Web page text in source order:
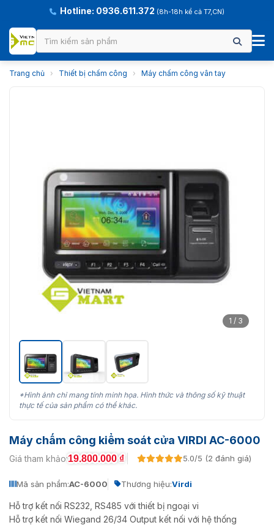
Hotline: 0936.611.372 (8h-18h kể cả T7,CN)
Trang chủ › Thiết bị chấm công › Máy chấm công vân tay
1 / 3
*Hình ảnh chỉ mang tính minh họa. Hình thức và thông số kỹ thuật
thực tế của sản phẩm có thể khác.
Máy chấm công kiểm soát cửa VIRDI AC-6000
Giá tham khảo:19.800.000₫ 5.0/5 (2 đánh giá)
Mã sản phẩm:AC-6000 Thương hiệu:Virdi
Hỗ trợ kết nối RS232, RS485 với thiết bị ngoại vi
Hỗ trợ kết nối Wiegand 26/34 Output kết nối với hệ thống